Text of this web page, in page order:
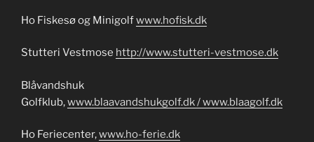
Ho Fiskesø og Minigolfwww.hofisk.dk
Stutteri Vestmose http://www.stutteri-vestmose.dk
Blåvandshuk
Golfklub,www.blaavandshukgolf.dk / www.blaagolf.dk
Ho Feriecenter,www.ho-ferie.dk